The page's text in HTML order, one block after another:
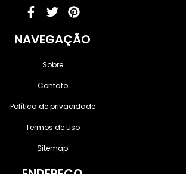
Facebook-
f
TwitterPinterest
NAVEGAÇÃO
Sobre
Contato
Política de privacidade
Termos de uso
Sitemap